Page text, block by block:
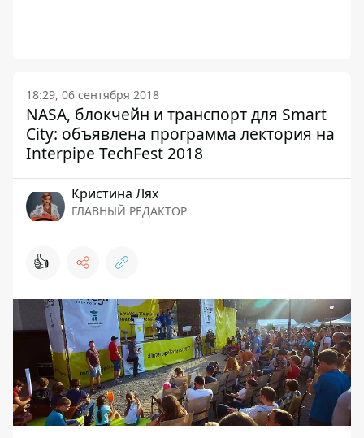
18:29, 06 сентября 2018
NASA, блокчейн и транспорт для Smart
City: объявлена программа лектория на
Interpipe TechFest 2018
Кристина Лях
ГЛАВНЫЙ РЕДАКТОР
👍